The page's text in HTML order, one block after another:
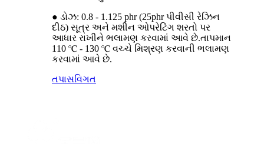
● ડોઝ: 0.8 - 1.125 phr (25phr પીવીસી રેઝિન
દીઠ) સૂત્ર અને મશીન ઓપરેટિંગ શરતો પર
આધાર રાખીને ભલામણ કરવામાં આવે છે.તાપમાન
110 ℃ - 130 ℃ વચ્ચે મિશ્રણ કરવાની ભલામણ
કરવામાં આવે છે.
તપાસવિગત